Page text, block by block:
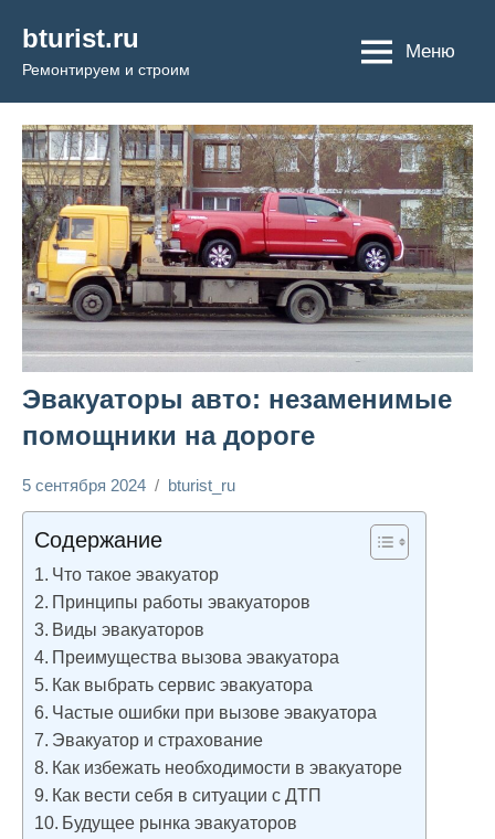
содержимому
bturist.ru
Ремонтируем и строим
Меню
Эвакуаторы авто: незаменимые
помощники на дороге
бизнес и
5 сентября 2024 bturist_ru
комментариев
Содержание
Что такое эвакуатор
Принципы работы эвакуаторов
Виды эвакуаторов
Преимущества вызова эвакуатора
Как выбрать сервис эвакуатора
Частые ошибки при вызове эвакуатора
Эвакуатор и страхование
Как избежать необходимости в эвакуаторе
Как вести себя в ситуации с ДТП
Будущее рынка эвакуаторов